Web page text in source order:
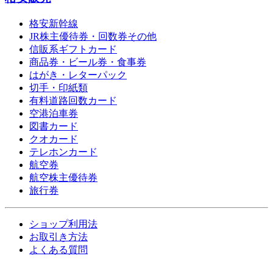
格安新幹線
JR株主優待券・回数券その他
信販系ギフトカード
商品券・ビール券・食事券
はがき・レターパック
切手・印紙類
有料道路回数カード
空港泊車券
図書カード
クオカード
テレホンカード
航空券
航空株主優待券
旅行券
ショップ利用法
お取引き方法
よくある質問